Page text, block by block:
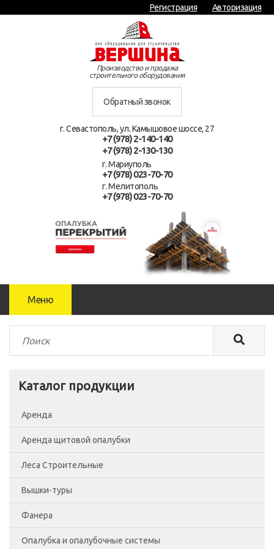
Регистрация Авторизация
Производство и продажа
строительного оборудования
Обратный звонок
г. Севастополь, ул. Камышовое шоссе, 27
+7 (978) 2-140-140
+7 (978) 2-130-130
г. Мариуполь
+7 (978) 023-70-70
г. Мелитополь
+7 (978) 023-70-70
Меню
Каталог продукции
Аренда
Аренда щитовой опалубки
Леса Строительные
Леса рамные
Помосты
Сетка фасадная
Вышки-туры
Вышка-тура ВСП-250/0.7
Вышка-тура ВСП-250/1.2
Фанера
Фанера Россия
Опалубка и опалубочные системы